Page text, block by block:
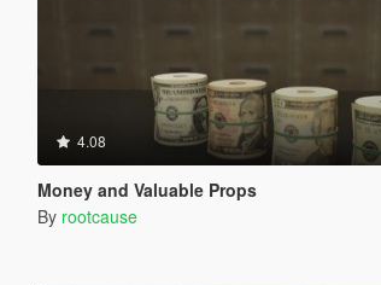
4.08
Money and Valuable Props
By rootcause